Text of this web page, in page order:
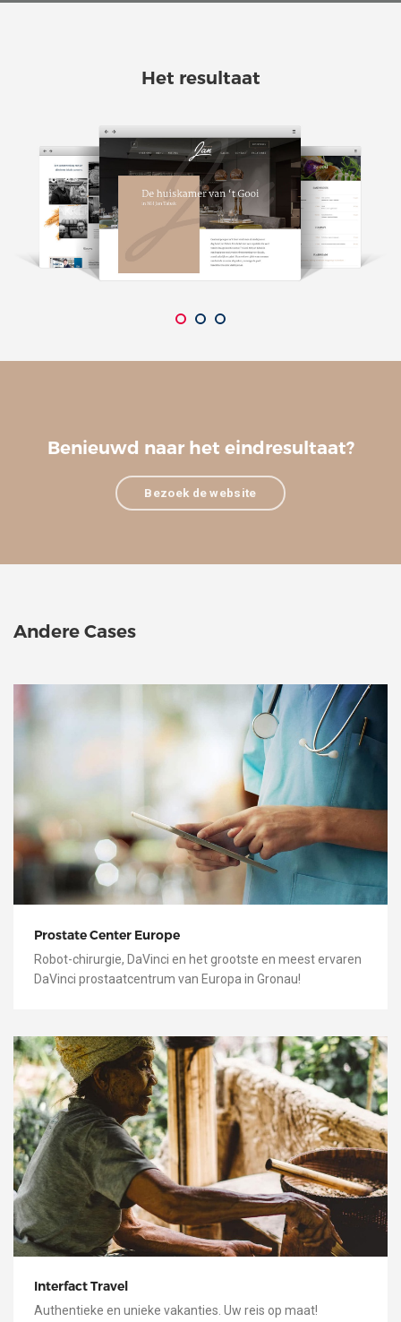
Het resultaat
Benieuwd naar het eindresultaat?
Bezoek de website
Andere Cases
Prostate Center Europe
Robot-chirurgie, DaVinci en het grootste en meest ervaren
DaVinci prostaatcentrum van Europa in Gronau!
Interfact Travel
Authentieke en unieke vakanties. Uw reis op maat!